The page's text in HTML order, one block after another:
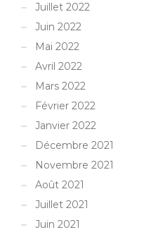
Juillet 2022
Juin 2022
Mai 2022
Avril 2022
Mars 2022
Février 2022
Janvier 2022
Décembre 2021
Novembre 2021
Août 2021
Juillet 2021
Juin 2021